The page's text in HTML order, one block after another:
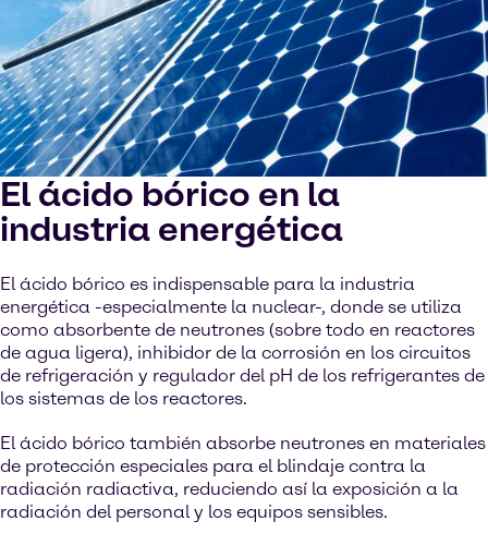
El ácido bórico en la
industria energética
El ácido bórico es indispensable para la industria
energética -especialmente la nuclear-, donde se utiliza
como absorbente de neutrones (sobre todo en reactores
de agua ligera), inhibidor de la corrosión en los circuitos
de refrigeración y regulador del pH de los refrigerantes de
los sistemas de los reactores.
El ácido bórico también absorbe neutrones en materiales
de protección especiales para el blindaje contra la
radiación radiactiva, reduciendo así la exposición a la
radiación del personal y los equipos sensibles.